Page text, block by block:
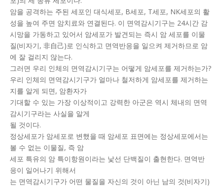
암을 공격하는 주된 세포인 대식세포, B세포, T세포, NK세포의 활
성을 높여 주면 암치료와 연결된다. 이 면역감시기구는 24시간 감
시망을 가동하고 있어서 암세포가 발견되는 즉시 암 세포를 이물
질(비자기, 非自己)로 인식하고 면역반응을 일으켜 제거하므로 암
에 잘 걸리지 않는다.
그러면 우리 인체의 면역감시기구는 어떻게 암세포를 제거하는가?
우리 인체의 면역감시기구가 얼마나 철저하게 암세포를 제거하는
지를 알게 되면, 암환자가
기대할 수 있는 가장 이상적이고 강력한 아군은 역시 체내의 면역
감시기구라는 사실을 알게
될 것이다.
정상세포가 암세포로 변했을 때 암세포 표면에는 정상세포에서는
볼 수 없는 이물질, 즉 암
세포 특유의 암 특이항원이라는 낯선 단백질이 출현한다. 면역반
응이 일어나기 위해서
는 면역감시기구가 어떤 물질을 자신의 것이 아닌 남의 것(비자기)